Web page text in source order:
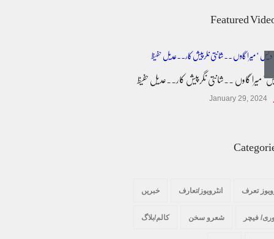
بیٹیاں
پسند کی شادیوں کا بڑھتا ہوا رجحان اور راولپنڈی
کی یوسیز میں اندارج پر پابندی ایک نیا تنازعہ
Featured
' میرا گاوں ۔۔شانتی نگرپیش کار۔۔عدیل حفیظ
January 29, 2024
تعرف انٹرویوز/تعارف خبریں
فیچر شعرو سخن کالم/بلاگ